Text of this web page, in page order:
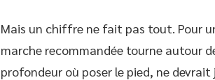
Mais un chiffre ne fait pas tout. Pour
marche recommandée tourne autour
profondeur où poser le pied, ne devrait